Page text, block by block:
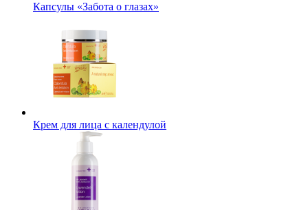
Капсулы «Забота о глазах»
Крем для лица с календулой